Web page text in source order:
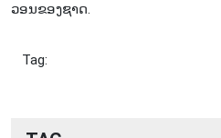
ວອນ​ຂອງ​ຊາດ.
Tag: